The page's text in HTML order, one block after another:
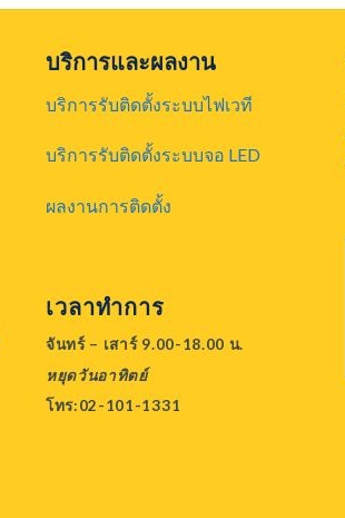
บริการและผลงาน
บริการรับติดตั้งระบบไฟเวที
บริการรับติดตั้งระบบจอ LED
ผลงานการติดตั้ง
เวลาทำการ
จันทร์ – เสาร์ 9.00-18.00 น.
หยุดวันอาทิตย์
โทร:02-101-1331